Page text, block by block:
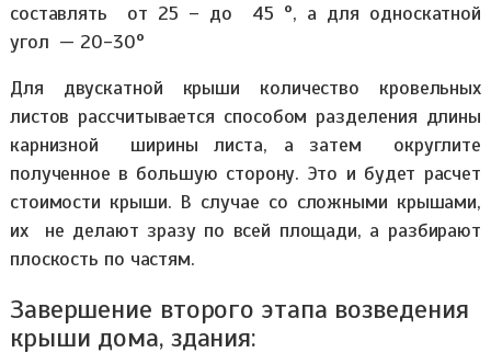
составлять от 25 – до 45 °, а для односкатной
угол — 20-30°
Для двускатной крыши количество кровельных
листов рассчитывается способом разделения длины
карнизной ширины листа, а затем округлите
полученное в большую сторону. Это и будет расчет
стоимости крыши. В случае со сложными крышами,
их не делают зразу по всей площади, а разбирают
плоскость по частям.
Завершение второго этапа возведения
крыши дома, здания: